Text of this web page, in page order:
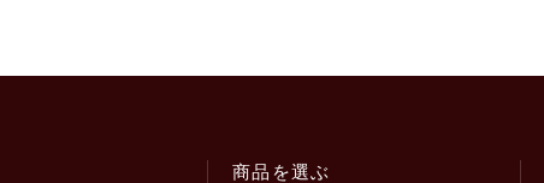
商品を選ぶ